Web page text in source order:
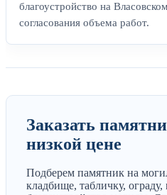
благоустройство на
согласования объема работ.
Заказать
низкой цене
Подберем памятник на
кладбище, табличку,